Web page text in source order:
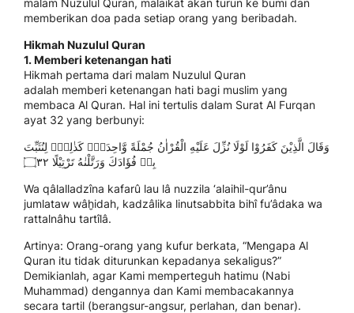
memberikan doa pada setiap orang yang beribadah.
Hikmah Nuzulul Quran
1. Memberi ketenangan hati
Hikmah pertama dari malam Nuzulul Quran
adalah memberi ketenangan hati bagi muslim yang
membaca Al Quran. Hal ini tertulis dalam Surat Al Furqan
ayat 32 yang berbunyi:
وَقَالَ الَّذِيْنَ كَفَرُوْا لَوْلَا نُزِّلَ عَلَيْهِ الْقُرْاٰنُ جُمْلَةً وَّاحِدَةًۛ كَذٰلِكَۛ لِنُثَبِّتَ
بِهٖ فُؤَادَكَ وَرَتَّلْنٰهُ تَرْتِيْلًا ۝٣٢
Wa qâlalladzîna kafarû lau lâ nuzzila ‘alaihil-qur’ânu
jumlataw wâḫidah, kadzâlika linutsabbita bihî fu’âdaka wa
rattalnâhu tartîlâ.
Artinya: Orang-orang yang kufur berkata, “Mengapa Al
Quran itu tidak diturunkan kepadanya sekaligus?”
Demikianlah, agar Kami memperteguh hatimu (Nabi
Muhammad) dengannya dan Kami membacakannya
secara tartil (berangsur-angsur, perlahan, dan benar).